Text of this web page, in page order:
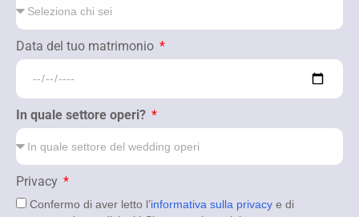
Data del tuo matrimonio
In quale settore operi?
Privacy
Confermo di aver letto l’informativa sulla privacy e di